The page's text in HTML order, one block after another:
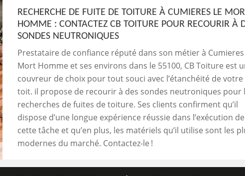
RECHERCHE DE FUITE DE TOITURE À CUMIERES LE
HOMME : CONTACTEZ CB TOITURE POUR RECOURIR À
SONDES NEUTRONIQUES
Prestataire de confiance réputé dans son métier à Cumieres
Mort Homme et ses environs dans le 55100, CB Toiture est
couvreur de choix pour tout souci avec l’étanchéité de votre
toit. il propose de recourir à des sondes neutroniques pour
recherches de fuites de toiture. Ses clients confirment qu’il
dispose d’une longue expérience réussie dans l’exécution de
cette tâche et qu’en plus, les matériels qu’il utilise sont les
modernes du marché. Contactez-le !